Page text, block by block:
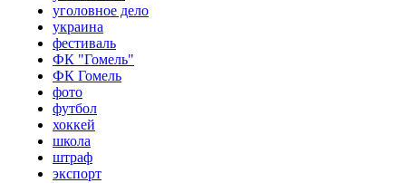
уголовное дело
украина
фестиваль
ФК "Гомель"
ФК Гомель
фото
футбол
хоккей
школа
штраф
экспорт